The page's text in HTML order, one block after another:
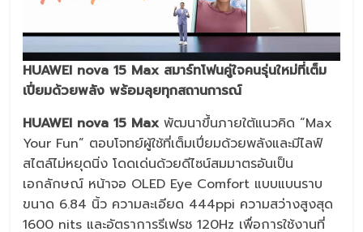
HUAWEI nova 15 Max สมาร์ทโฟนคู่ใจคนรุ่นใหม่ที่เต็ม
เปี่ยมด้วยพลัง พร้อมลุยทุกสถานการณ์
HUAWEI nova 15 Max พัฒนาขึ้นภายใต้แนวคิด “Max
Your Fun” ตอบโจทย์ผู้ใช้ที่เต็มเปี่ยมด้วยพลังและมีไลฟ์
สไตล์ไม่หยุดนิ่ง โดดเด่นด้วยดีไซน์สมมาตรอันเป็น
เอกลักษณ์ หน้าจอ OLED Eye Comfort แบบแบนราบ
ขนาด 6.84 นิ้ว ความละเอียด 444ppi ความสว่างสูงสุด
1600 nits และอัตราการรีเฟรช 120Hz เพื่อการใช้งานที่